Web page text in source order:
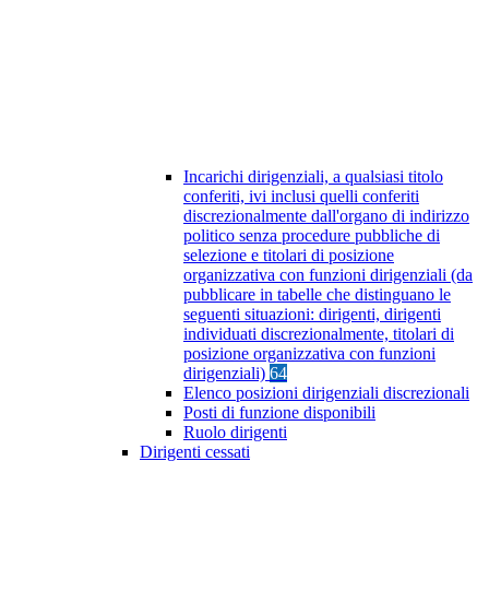
Incarichi dirigenziali, a qualsiasi titolo
conferiti, ivi inclusi quelli conferiti
discrezionalmente dall'organo di indirizzo
politico senza procedure pubbliche di
selezione e titolari di posizione
organizzativa con funzioni dirigenziali (da
pubblicare in tabelle che distinguano le
seguenti situazioni: dirigenti, dirigenti
individuati discrezionalmente, titolari di
posizione organizzativa con funzioni
dirigenziali) 64
Elenco posizioni dirigenziali discrezionali
Posti di funzione disponibili
Ruolo dirigenti
Dirigenti cessati